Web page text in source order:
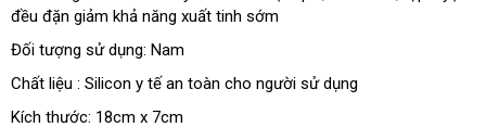
đều đặn giảm khả năng xuất tinh sớm
Đối tượng sử dụng: Nam
Chất liệu : Silicon y tế an toàn cho người sử dụng
Kích thước: 18cm x 7cm